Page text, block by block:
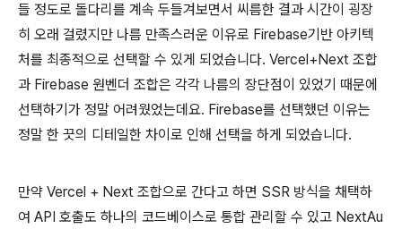
들 정도로 돌다리를 계속 두들겨보면서 씨름한 결과 시간이 굉장
히 오래 걸렸지만 나름 만족스러운 이유로 Firebase기반 아키텍
처를 최종적으로 선택할 수 있게 되었습니다. Vercel+Next 조합
과 Firebase 원벤더 조합은 각각 나름의 장단점이 있었기 때문에
선택하기가 정말 어려웠었는데요. Firebase를 선택했던 이유는
정말 한 끗의 디테일한 차이로 인해 선택을 하게 되었습니다.
만약 Vercel + Next 조합으로 간다고 하면 SSR 방식을 채택하
여 API 호출도 하나의 코드베이스로 통합 관리할 수 있고 NextAu